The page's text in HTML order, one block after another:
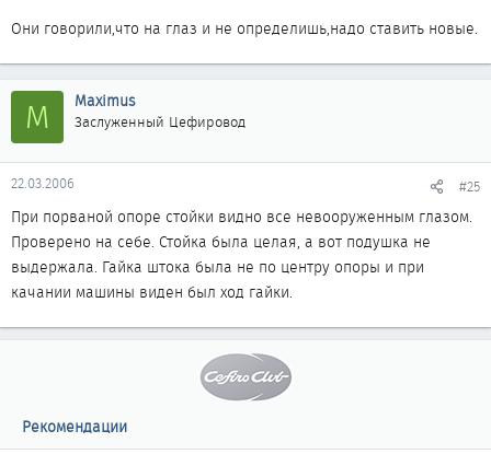
Они говорили,что на глаз и не определишь,надо ставить новые.
M Maximus
Заслуженный Цефировод
22.03.2006 #25
При порваной опоре стойки видно все невооруженным глазом.
Проверено на себе. Стойка была целая, а вот подушка не
выдержала. Гайка штока была не по центру опоры и при
качании машины виден был ход гайки.
Рекомендации